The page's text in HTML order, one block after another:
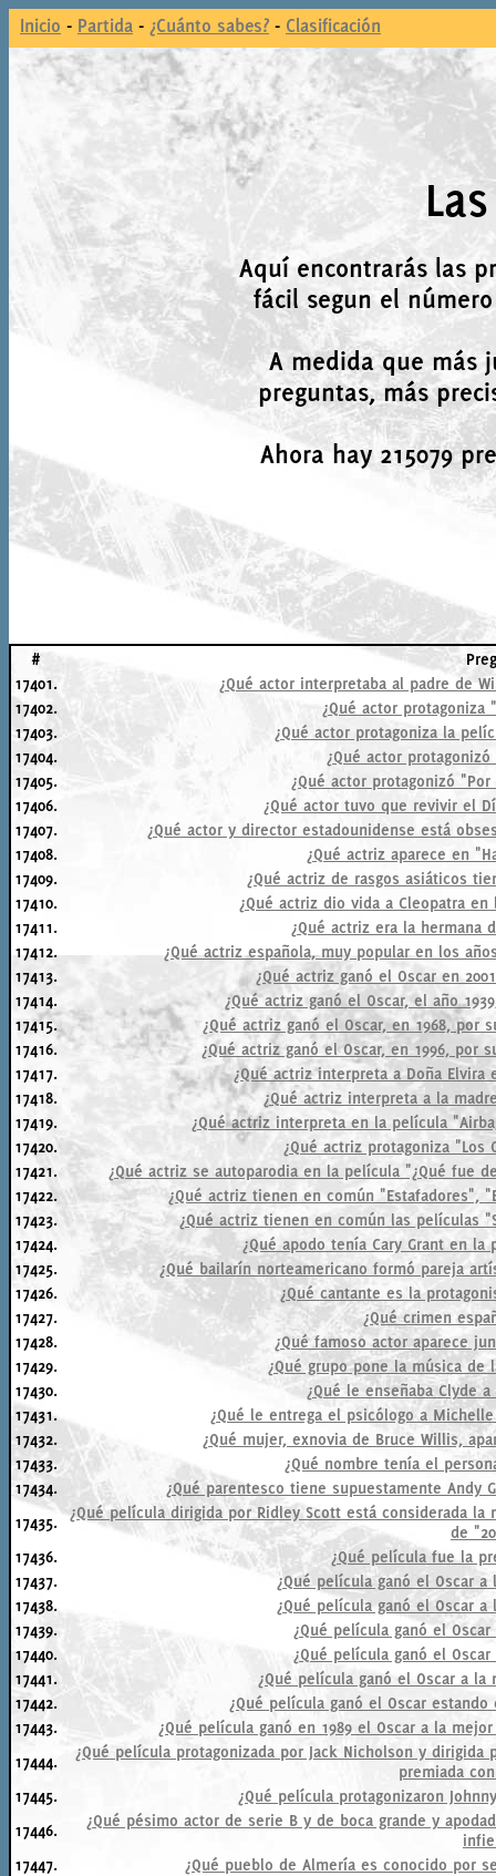
Inicio - Partida - ¿Cuánto sabes? - Clasificación
Aquí encontrarás las
fácil segun el
A medida que más
preguntas, más
Ahora hay 215079
#
17401.
¿Qué actor interpretaba al padre de
17402.
¿Qué actor protagoniza
17403.
¿Qué actor protagoniza la
17404.
¿Qué actor
17405.
¿Qué actor protagonizó
17406.
¿Qué actor tuvo que revivir el
17407.
¿Qué actor y director estadounidense está
17408.
¿Qué actriz aparece en
17409.
¿Qué actriz de rasgos asiáticos
17410.
¿Qué actriz dio vida a Cleopatra
17411.
¿Qué actriz era la hermana
17412.
¿Qué actriz española, muy popular en los
17413.
¿Qué actriz ganó el Oscar en
17414.
¿Qué actriz ganó el Oscar, el año
17415.
¿Qué actriz ganó el Oscar, en 1968, por
17416.
¿Qué actriz ganó el Oscar, en 1996, por
17417.
¿Qué actriz interpreta a Doña Elvira
17418.
¿Qué actriz interpreta a la
17419.
¿Qué actriz interpreta en la película
17420.
¿Qué actriz protagoniza "Los
17421.
¿Qué actriz se autoparodia en la película "¿Qué fue
17422.
¿Qué actriz tienen en común "Estafadores",
17423.
¿Qué actriz tienen en común las películas
17424.
¿Qué apodo tenía Cary Grant en
17425.
¿Qué bailarín norteamericano formó pareja
17426.
¿Qué cantante es la
17427.
¿Qué crimen
17428.
¿Qué famoso actor aparece
17429.
¿Qué grupo pone la música
17430.
¿Qué le enseñaba Clyde
17431.
¿Qué le entrega el psicólogo a
17432.
¿Qué mujer, exnovia de Bruce Willis,
17433.
¿Qué nombre tenía el
17434.
¿Qué parentesco tiene supuestamente Andy
17435.
¿Qué película dirigida por Ridley Scott está considerada
de
17436.
¿Qué película fue la
17437.
¿Qué película ganó el Oscar
17438.
¿Qué película ganó el Oscar
17439.
¿Qué película ganó el
17440.
¿Qué película ganó el
17441.
¿Qué película ganó el Oscar a
17442.
¿Qué película ganó el Oscar
17443.
¿Qué película ganó en 1989 el Oscar a la
17444.
¿Qué película protagonizada por Jack Nicholson y
premiada
17445.
¿Qué película protagonizaron
17446.
¿Qué pésimo actor de serie B y de boca grande y
17447.
¿Qué pueblo de Almería es conocido por